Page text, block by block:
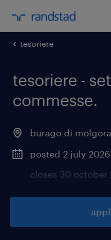
tesoriere
tesoriere -
commesse.
burago di molgora
posted 2 july 2026
closes 30 october